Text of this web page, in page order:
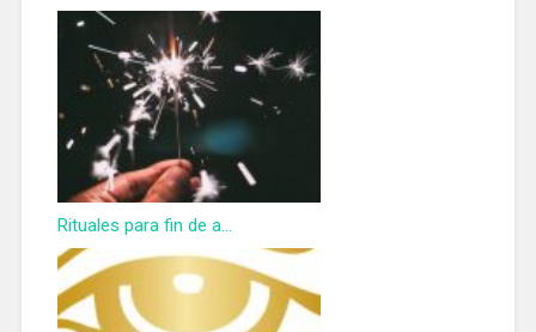
Rituales para fin de a...